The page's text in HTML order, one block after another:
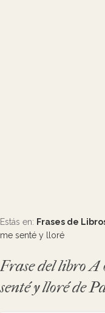
Estás en: Frases de
me senté y lloré
Frase del libro
senté y lloré de